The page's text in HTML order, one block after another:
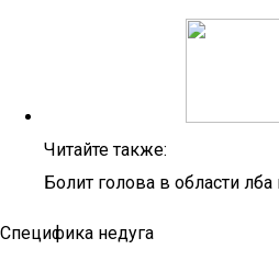
Читайте также:
Болит голова в области
Специфика недуга